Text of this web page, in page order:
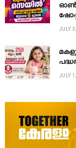
ഓൺ
JULY
JULY